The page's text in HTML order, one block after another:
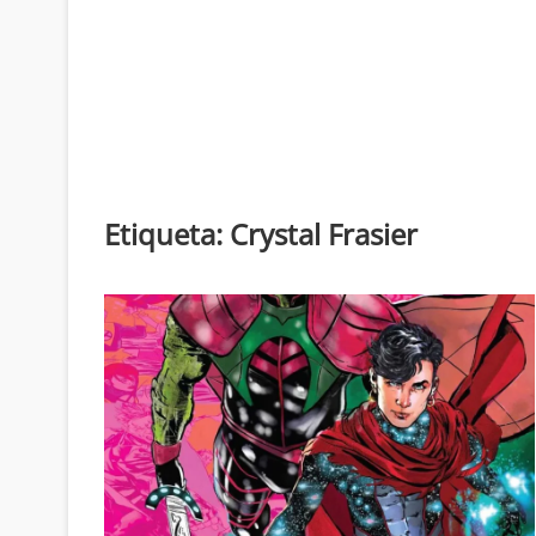
Etiqueta: Crystal Frasier